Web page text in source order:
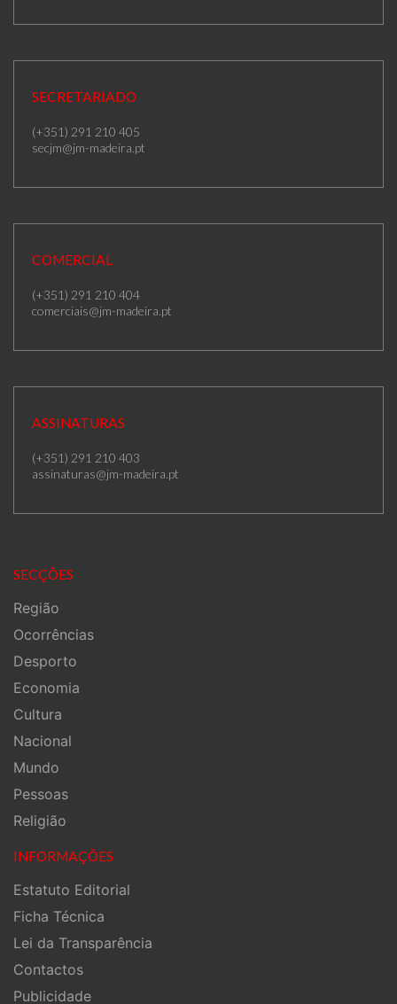
SECRETARIADO
(+351) 291 210 405
secjm@jm-madeira.pt
COMERCIAL
(+351) 291 210 404
comerciais@jm-madeira.pt
ASSINATURAS
(+351) 291 210 403
assinaturas@jm-madeira.pt
SECÇÕES
Região
Ocorrências
Desporto
Economia
Cultura
Nacional
Mundo
Pessoas
Religião
INFORMAÇÕES
Estatuto Editorial
Ficha Técnica
Lei da Transparência
Contactos
Publicidade